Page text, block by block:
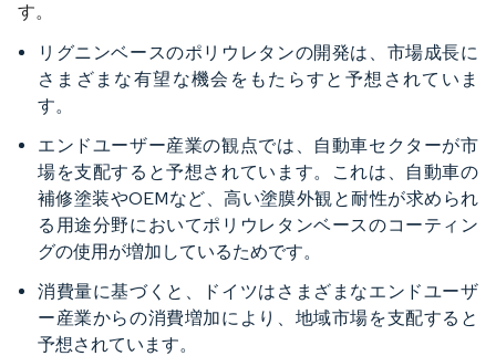
す。
リグニンベースのポリウレタンの開発は、市場成長に
さまざまな有望な機会をもたらすと予想されていま
す。
エンドユーザー産業の観点では、自動車セクターが市
場を支配すると予想されています。これは、自動車の
補修塗装やOEMなど、高い塗膜外観と耐性が求められ
る用途分野においてポリウレタンベースのコーティン
グの使用が増加しているためです。
消費量に基づくと、ドイツはさまざまなエンドユーザ
ー産業からの消費増加により、地域市場を支配すると
予想されています。